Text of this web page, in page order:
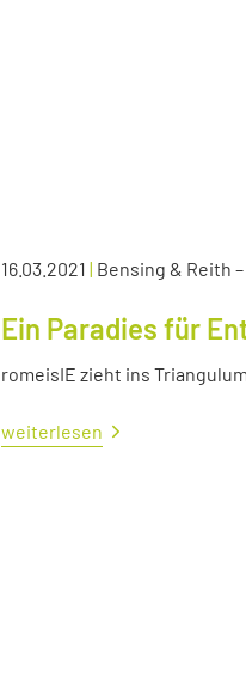
16.03.2021 | Bensing & Reith
Ein Paradies für
romeisIE zieht ins
weiterlesen